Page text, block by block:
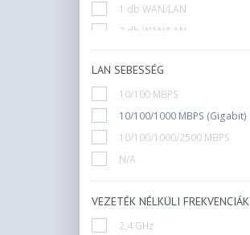
1 db WAN/LAN
2 db WAN/LAN
3 db WAN/LAN
Nincs LAN
LAN SEBESSÉG
10/100 MBPS
10/100/1000 MBPS (Gigabit)
10/100/1000/2500 MBPS
N/A
VEZETÉK NÉLKÜLI FREKVENCIÁK
2,4 GHz